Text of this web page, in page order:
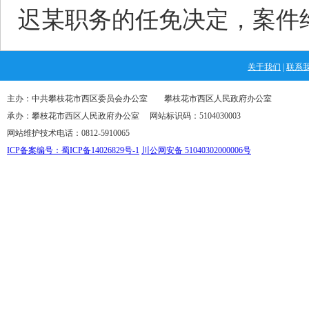
迟某职务的任免决定，案件
关于我们 联系
主办：中共攀枝花市西区委员会办公室 攀枝花市西区人民政府办公室
承办：攀枝花市西区人民政府办公室 网站标识码：5104030003
网站维护技术电话：0812-5910065
ICP备案编号：蜀ICP备14026829号-1 川公网安备 51040302000006号